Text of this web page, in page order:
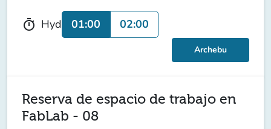
timer Hyd 01:00 02:00
Archebu
Reserva de espacio de trabajo en
FabLab - 08